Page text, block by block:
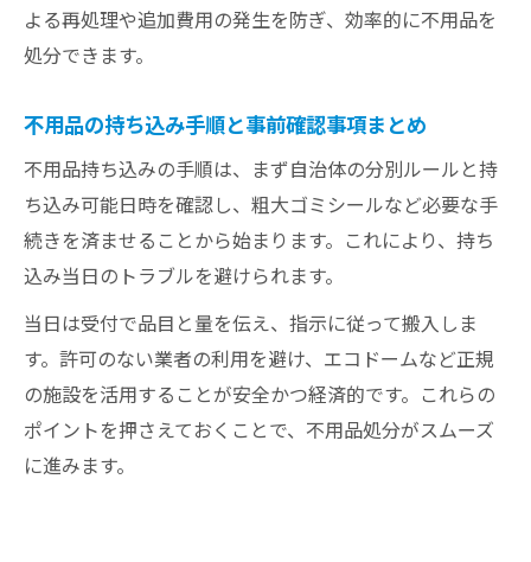
よる再処理や追加費用の発生を防ぎ、効率的に不用品を
処分できます。
不用品の持ち込み手順と事前確認事項まとめ
不用品持ち込みの手順は、まず自治体の分別ルールと持
ち込み可能日時を確認し、粗大ゴミシールなど必要な手
続きを済ませることから始まります。これにより、持ち
込み当日のトラブルを避けられます。
当日は受付で品目と量を伝え、指示に従って搬入しま
す。許可のない業者の利用を避け、エコドームなど正規
の施設を活用することが安全かつ経済的です。これらの
ポイントを押さえておくことで、不用品処分がスムーズ
に進みます。